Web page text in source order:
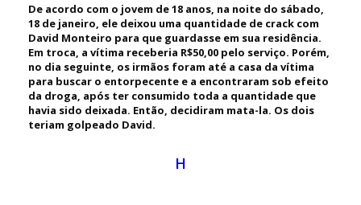
De acordo com o jovem de 18 anos, na noite do sábado,
18 de janeiro, ele deixou uma quantidade de crack com
David Monteiro para que guardasse em sua residência.
Em troca, a vítima receberia R$50,00 pelo serviço. Porém,
no dia seguinte, os irmãos foram até a casa da vítima
para buscar o entorpecente e a encontraram sob efeito
da droga, após ter consumido toda a quantidade que
havia sido deixada. Então, decidiram mata-la. Os dois
teriam golpeado David.
H